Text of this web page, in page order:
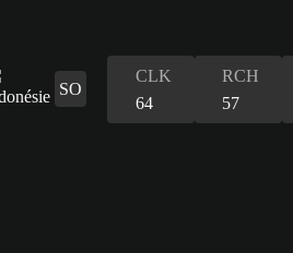
SO
CLK
64
RCH
57